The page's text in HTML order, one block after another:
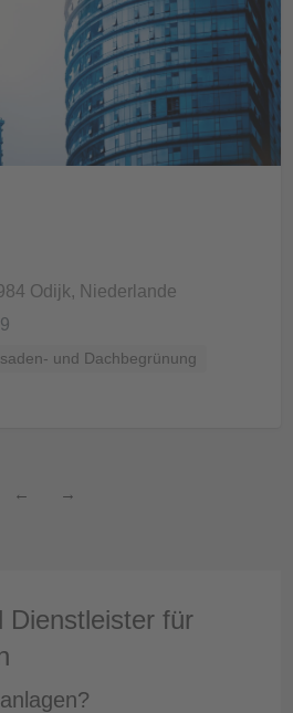
Odijk, Niederlande
und Dachbegrünung
← →
Dienstleister für